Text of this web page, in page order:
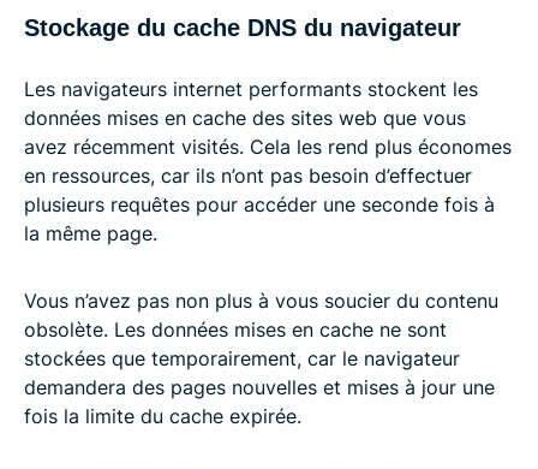
Stockage du cache DNS du navigateur
Les navigateurs internet performants stockent les
données mises en cache des sites web que vous
avez récemment visités. Cela les rend plus économes
en ressources, car ils n’ont pas besoin d’effectuer
plusieurs requêtes pour accéder une seconde fois à
la même page.
Vous n’avez pas non plus à vous soucier du contenu
obsolète. Les données mises en cache ne sont
stockées que temporairement, car le navigateur
demandera des pages nouvelles et mises à jour une
fois la limite du cache expirée.